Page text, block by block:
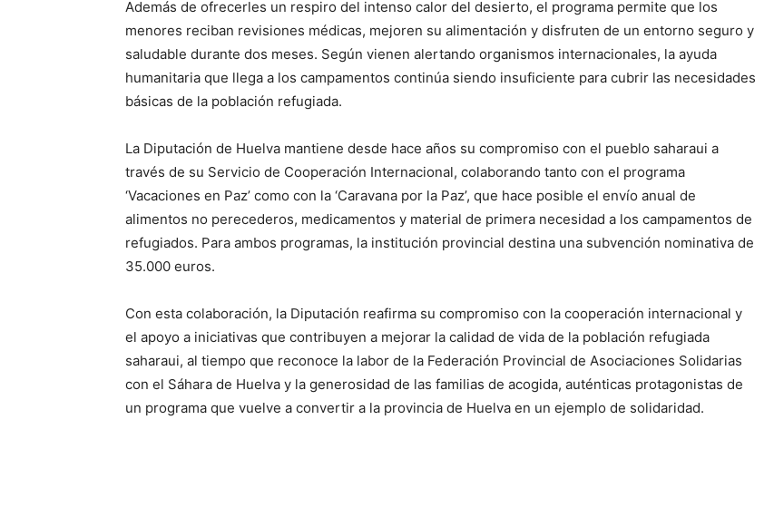
Además de ofrecerles un respiro del intenso calor del desierto, el programa permite que los
menores reciban revisiones médicas, mejoren su alimentación y disfruten de un entorno seguro y
saludable durante dos meses. Según vienen alertando organismos internacionales, la ayuda
humanitaria que llega a los campamentos continúa siendo insuficiente para cubrir las necesidades
básicas de la población refugiada.
La Diputación de Huelva mantiene desde hace años su compromiso con el pueblo saharaui a
través de su Servicio de Cooperación Internacional, colaborando tanto con el programa
‘Vacaciones en Paz’ como con la ‘Caravana por la Paz’, que hace posible el envío anual de
alimentos no perecederos, medicamentos y material de primera necesidad a los campamentos de
refugiados. Para ambos programas, la institución provincial destina una subvención nominativa de
35.000 euros.
Con esta colaboración, la Diputación reafirma su compromiso con la cooperación internacional y
el apoyo a iniciativas que contribuyen a mejorar la calidad de vida de la población refugiada
saharaui, al tiempo que reconoce la labor de la Federación Provincial de Asociaciones Solidarias
con el Sáhara de Huelva y la generosidad de las familias de acogida, auténticas protagonistas de
un programa que vuelve a convertir a la provincia de Huelva en un ejemplo de solidaridad.